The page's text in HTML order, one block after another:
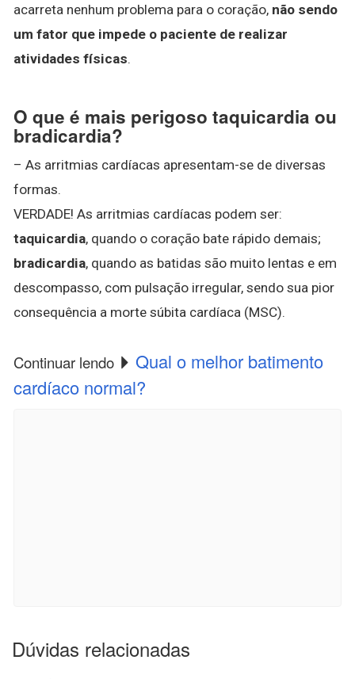
acarreta nenhum problema para o coração, não sendo
um fator que impede o paciente de realizar
atividades físicas.
O que é mais perigoso taquicardia ou
bradicardia?
– As arritmias cardíacas apresentam-se de diversas
formas.
VERDADE! As arritmias cardíacas podem ser:
taquicardia, quando o coração bate rápido demais;
bradicardia, quando as batidas são muito lentas e em
descompasso, com pulsação irregular, sendo sua pior
consequência a morte súbita cardíaca (MSC).
Continuar lendo
Qual o melhor batimento
cardíaco normal?
Dúvidas relacionadas